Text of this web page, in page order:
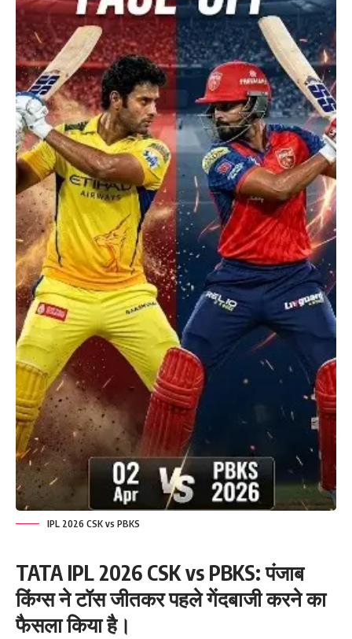
IPL 2026 CSK vs PBKS
TATA IPL 2026 CSK vs PBKS: पंजाब
किंग्स ने टॉस जीतकर पहले गेंदबाजी करने का
फैसला किया है।